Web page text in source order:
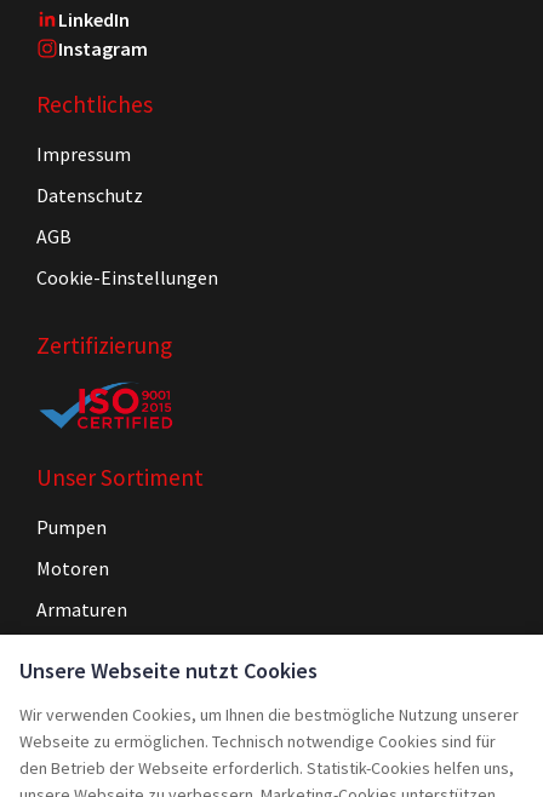
LinkedIn
Instagram
Rechtliches
Impressum
Datenschutz
AGB
Cookie-Einstellungen
Zertifizierung
Unser Sortiment
Pumpen
Motoren
Armaturen
Navigation
Home
Unsere Webseite nutzt Cookies
Wir verwenden Cookies, um Ihnen die bestmögliche Nutzung unserer
Webseite zu ermöglichen. Technisch notwendige Cookies sind für
den Betrieb der Webseite erforderlich. Statistik-Cookies helfen uns,